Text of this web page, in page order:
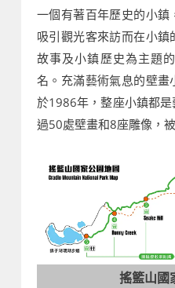
一個有著百年歷史的小鎮
吸引觀光客來訪而在小
故事及小鎮歷史為主題
名。充滿藝術氣息的壁
於1986年，整座小鎮都
過50處壁畫和8座雕像，
搖籃山國